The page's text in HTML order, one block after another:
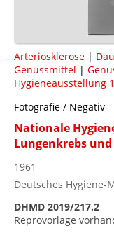
Arteriosklerose |
Genussmittel |
Hygieneausstellung
Fotografie / Negativ
Nationale
Lungenkrebs
1961
Deutsches Hygiene-
DHMD 2019/217.2
Reprovorlage